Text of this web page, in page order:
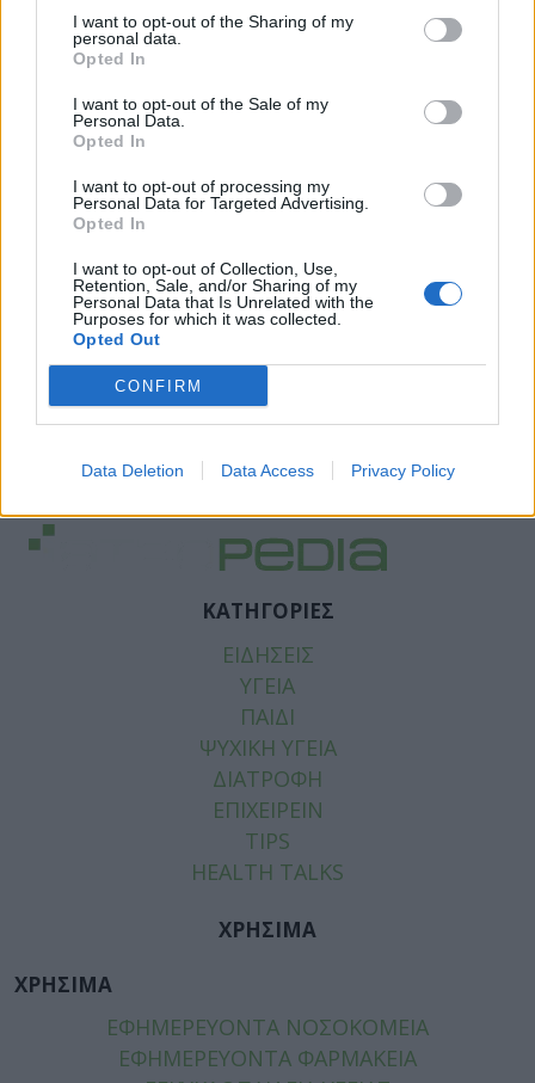
I want to opt-out of the Sharing of my
personal data.
Opted In
I want to opt-out of the Sale of my
Personal Data.
Opted In
I want to opt-out of processing my
Personal Data for Targeted Advertising.
Opted In
I want to opt-out of Collection, Use,
Retention, Sale, and/or Sharing of my
Personal Data that Is Unrelated with the
Purposes for which it was collected.
Opted Out
CONFIRM
Data Deletion Data Access Privacy Policy
Facebook
Twitter
ΑΝΔΡΕΑΣ ΛΟΒΕΡΔΟΣ
ΛΟΥΡΑΝΤΟΣ,ΝΕΑ ΚΥΒΕΡΝΗΣΗ
ΥΠΟΥΡΓΟΣ ΥΓΕΙΑΣ , ΦΑΡΜΑΚΟΠΟΙΟΙ,ΦΣΑ
ΚΑΤΗΓΟΡΙΕΣ
ΕΙΔΗΣΕΙΣ
ΥΓΕΙΑ
ΠΑΙΔΙ
ΨΥΧΙΚΗ ΥΓΕΙΑ
ΔΙΑΤΡΟΦΗ
ΕΠΙΧΕΙΡΕΙΝ
TIPS
HEALTH TALKS
ΧΡΗΣΙΜΑ
ΧΡΗΣΙΜΑ
ΕΦΗΜΕΡΕΥΟΝΤΑ ΝΟΣΟΚΟΜΕΙΑ
ΕΦΗΜΕΡΕΥΟΝΤΑ ΦΑΡΜΑΚΕΙΑ